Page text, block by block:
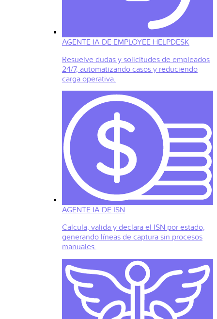
AGENTE IA DE EMPLOYEE HELPDESK
Resuelve dudas y solicitudes de empleados
24/7, automatizando casos y reduciendo
carga operativa.
AGENTE IA DE ISN
Calcula, valida y declara el ISN por estado,
generando líneas de captura sin procesos
manuales.